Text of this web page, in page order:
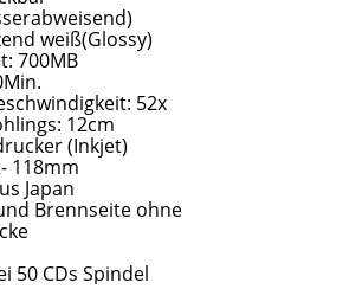
weiß(Glossy)
700MB
52x
12cm
(Inkjet)
118mm
Japan
Brennseite ohne
50 CDs Spindel